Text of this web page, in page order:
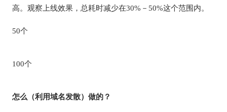
高。观察上线效果，总耗时减少在30%－50%这个范围内。
50个
100个
怎么（利用域名发散）做的？